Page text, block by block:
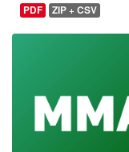
PDF ZIP + CSV